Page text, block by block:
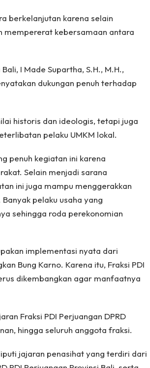
berkelanjutan karena selain
mempererat kebersamaan antara
I Made Supartha, S.H., M.H.,
dukungan penuh terhadap
historis dan ideologis, tetapi juga
pelaku UMKM lokal.
penuh kegiatan ini karena
Selain menjadi sarana
ini juga mampu menggerakkan
pelaku usaha yang
sehingga roda perekonomian
implementasi nyata dari
Bung Karno. Karena itu, Fraksi PDI
dikembangkan agar manfaatnya
Fraksi PDI Perjuangan DPRD
hingga seluruh anggota fraksi.
jajaran penasihat yang terdiri dari